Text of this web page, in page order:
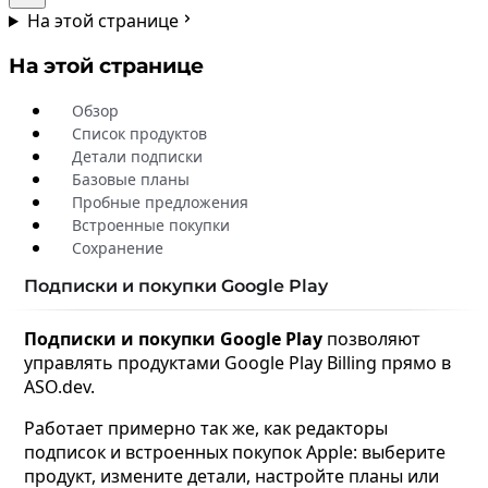
На этой странице
На этой странице
Обзор
Список продуктов
Детали подписки
Базовые планы
Пробные предложения
Встроенные покупки
Сохранение
Подписки и покупки Google Play
Подписки и покупки Google Play позволяют
управлять продуктами Google Play Billing прямо в
ASO.dev.
Работает примерно так же, как редакторы
подписок и встроенных покупок Apple: выберите
продукт, измените детали, настройте планы или